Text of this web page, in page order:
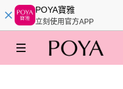
POYA寶雅
立刻使用官方APP